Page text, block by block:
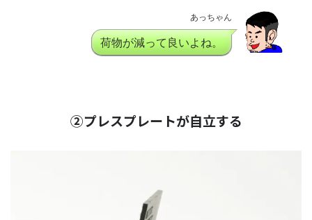
あっちゃん
荷物が減って良いよね。
②プレスプレートが自立する